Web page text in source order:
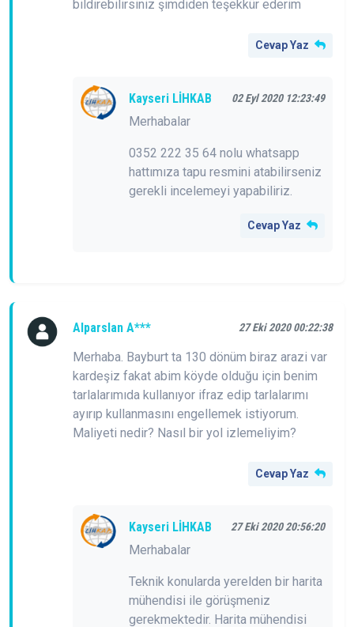
bildirebilirsiniz şimdiden teşekkür ederim
Cevap Yaz
Kayseri LİHKAB 02 Eyl 2020 12:23:49
Merhabalar
0352 222 35 64 nolu whatsapp
hattımıza tapu resmini atabilirseniz
gerekli incelemeyi yapabiliriz.
Cevap Yaz
Alparslan A*** 27 Eki 2020 00:22:38
Merhaba. Bayburt ta 130 dönüm biraz arazi var
kardeşiz fakat abim köyde olduğu için benim
tarlalarımıda kullanıyor ifraz edip tarlalarımı
ayırıp kullanmasını engellemek istiyorum.
Maliyeti nedir? Nasıl bir yol izlemeliyim?
Cevap Yaz
Kayseri LİHKAB 27 Eki 2020 20:56:20
Merhabalar
Teknik konularda yerelden bir harita
mühendisi ile görüşmeniz
gerekmektedir. Harita mühendisi